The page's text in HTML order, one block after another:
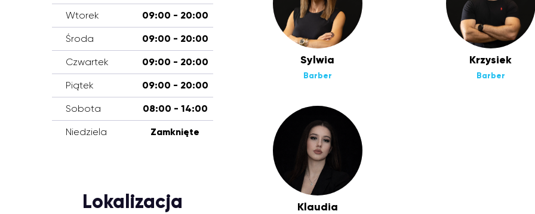
Wtorek 09:00 - 20:00
Środa 09:00 - 20:00
Czwartek 09:00 - 20:00
Piątek 09:00 - 20:00
Sobota 08:00 - 14:00
Niedziela Zamknięte
Lokalizacja
Sylwia
Barber
Krzysiek
Barber
Klaudia